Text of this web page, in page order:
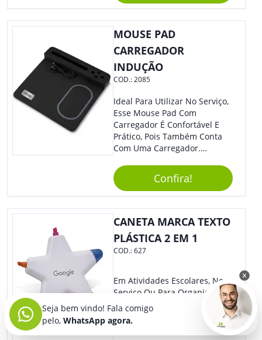
Ofereça A Seus Clientes E
Colaboradores, Sem Dúvidas
Eles Irão Adorar.
MOUSE PAD
CARREGADOR
INDUÇÃO
COD.:2085
Ideal Para Utilizar No Serviço,
Esse Mouse Pad Com
Carregador É Confortável E
Prático, Pois Também Conta
Com Uma Carregador.
Resistente, Com A Qualidade
Que Os Colaboradores
Buscam, E O Design É
Moderno, Destacando Ainda
Mais Sua Marca.
Confira!
CANETA MARCA TEXTO
PLÁSTICA 2 EM 1
COD.:627
Em Atividades Escolares, No
Serviço Ou Para Organizar
Documentos, Essa Pasta Sem
Dúvidas É Ideal. Com Design
Arrojado E Material De
Seja bem vindo! Fala comigo
pelo, WhatsApp agora.